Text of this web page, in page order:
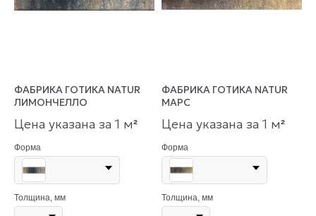
ФАБРИКА ГОТИКА NATUR
ЛИМОНЧЕЛЛО
Цена указана за 1 м²
Форма
Толщина, мм
ФАБРИКА ГОТИКА NATUR
МАРС
Цена указана за 1 м²
Форма
Толщина, мм